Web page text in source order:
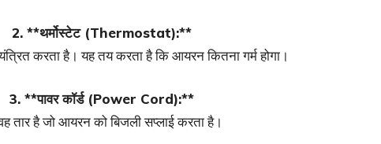
2. **थर्मोस्टेट (Thermostat):**
करता है। यह तय करता है कि आयरन कितना गर्म होगा।
3. **पावर कॉर्ड (Power Cord):**
तार है जो आयरन को बिजली सप्लाई करता है।